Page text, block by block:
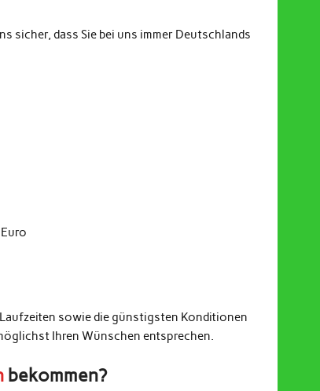
sicher, dass Sie bei uns immer Deutschlands
sowie die günstigsten Konditionen
Ihren Wünschen entsprechen.
bekommen?